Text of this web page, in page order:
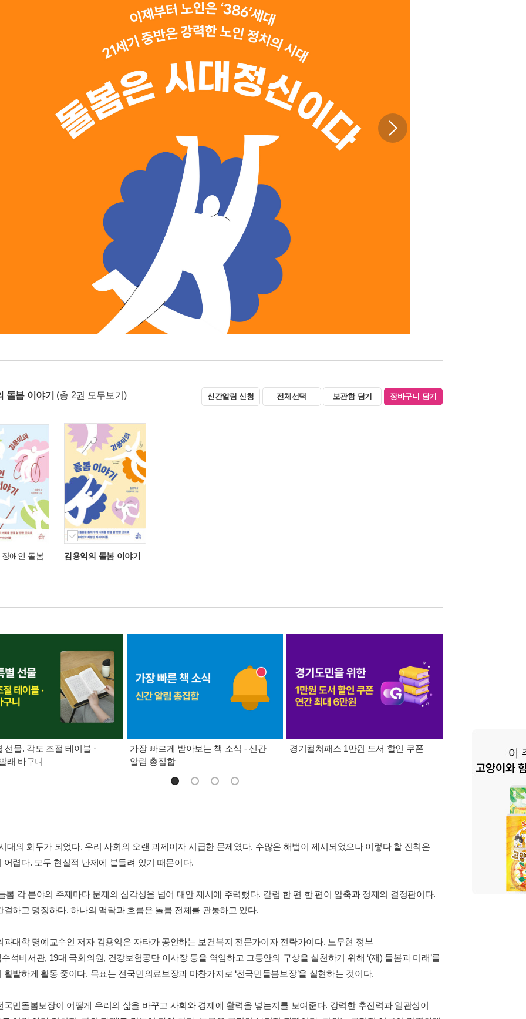
돌봄 이야기 (총 2권 모두보기) 신간알림 신청 전체선택 보관함 담기 장바구니 담기
애인 돌봄 김용익의 돌봄 이야기
선물. 각도 조절 테이블 ·
래 바구니
가장 빠르게 받아보는 책 소식 - 신간
알림 총집합
경기컬처패스 1만원 도서 할인 쿠폰 삼성카드가 쏜다! 알
시대의 화두가 되었다. 우리 사회의 오랜 과제이자 시급한 문제였다. 수많은 해법이 제시되었으나 이렇다 할 진척은
어렵다. 모두 현실적 난제에 붙들려 있기 때문이다.
봄 각 분야의 주제마다 문제의 심각성을 넘어 대안 제시에 주력했다. 칼럼 한 편 한 편이 압축과 정제의 결정판이다.
결하고 명징하다. 하나의 맥락과 흐름은 돌봄 전체를 관통하고 있다.
과대학 명예교수인 저자 김용익은 자타가 공인하는 보건복지 전문가이자 전략가이다. 노무현 정부
석비서관, 19대 국회의원, 건강보험공단 이사장 등을 역임하고 그동안의 구상을 실천하기 위해 ‘(재) 돌봄과 미래’를
활발하게 활동 중이다. 목표는 전국민의료보장과 마찬가지로 ‘전국민돌봄보장’을 실현하는 것이다.
국민돌봄보장이 어떻게 우리의 삶을 바꾸고 사회와 경제에 활력을 넣는지를 보여준다. 강력한 추진력과 일관성이